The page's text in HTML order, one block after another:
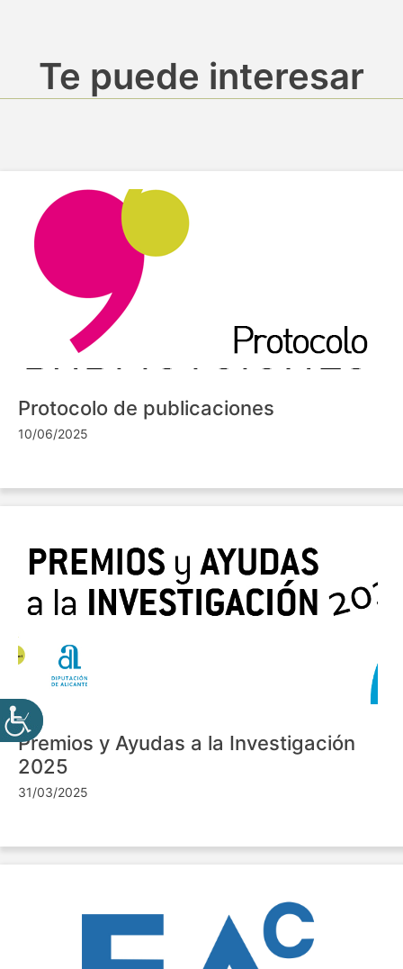
Te puede interesar
Protocolo de publicaciones
10/06/2025
Premios y Ayudas a la Investigación
2025
31/03/2025